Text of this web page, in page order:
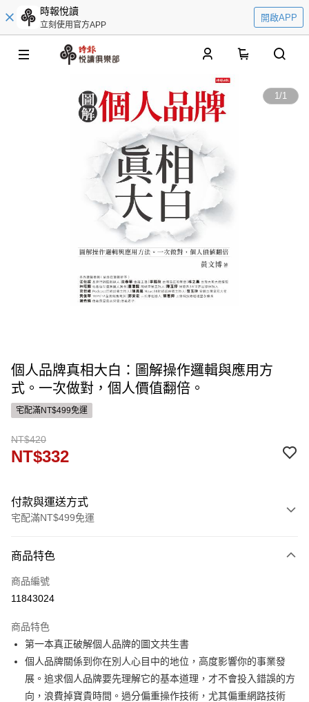
時報悅讀
立刻使用官方APP
開啟APP
1/1
個人品牌真相大白：圖解操作邏輯與應用方
式。一次做對，個人價值翻倍。
宅配滿NT$499免運
NT$420
NT$332
付款與運送方式
宅配滿NT$499免運
信用卡一次付款
運送方式
宅配
每筆NT$100，滿NT$499(含以上)免運費
商品特色
商品編號
11843024
商品特色
第一本真正破解個人品牌的圖文共生書
個人品牌關係到你在別人心目中的地位，高度影響你的事業發
展。追求個人品牌要先理解它的基本道理，才不會投入錯誤的方
向，浪費掉寶貴時間。過分偏重操作技術，尤其偏重網路技術